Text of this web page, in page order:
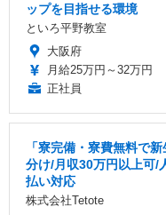
ップを目指せる環境
といろ平野教室
大阪府
月給25万円～32万円
正社員
「寮完備・寮費無料で
分け/月収30万円以上可/
払い対応
株式会社Tetote